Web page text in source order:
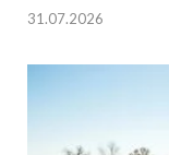
31.07.2026